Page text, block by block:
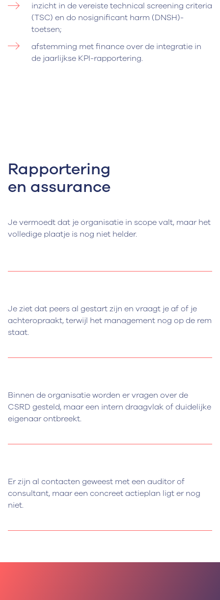
inzicht in de vereiste technical screening criteria
(TSC) en do nosignificant harm (DNSH)-
toetsen;
afstemming met finance over de integratie in
de jaarlijkse KPI-rapportering.
Rapportering
en assurance
Je vermoedt dat je organisatie in scope valt, maar het
volledige plaatje is nog niet helder.
Je ziet dat peers al gestart zijn en vraagt je af of je
achteropraakt, terwijl het management nog op de rem
staat.
Binnen de organisatie worden er vragen over de
CSRD gesteld, maar een intern draagvlak of duidelijke
eigenaar ontbreekt.
Er zijn al contacten geweest met een auditor of
consultant, maar een concreet actieplan ligt er nog
niet.